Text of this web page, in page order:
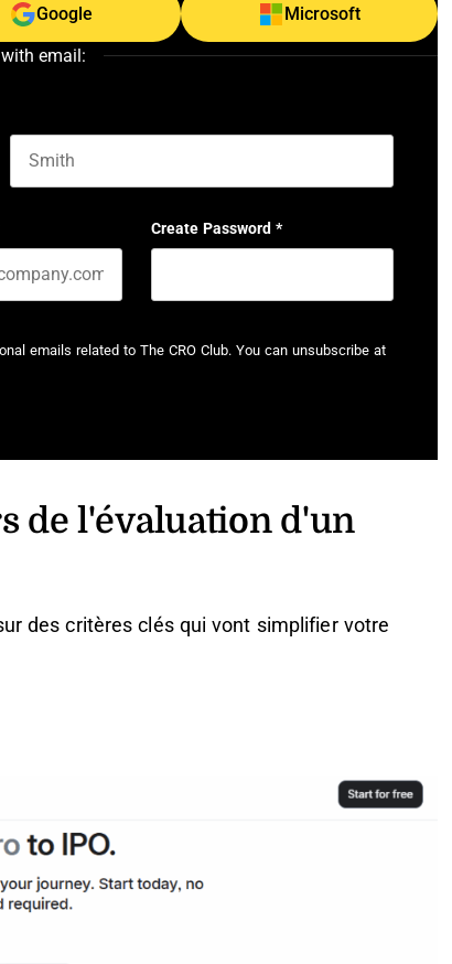
Google Microsoft
email:
Create Password *
emails related to The CRO Club. You can unsubscribe at
de l'évaluation d'un
des critères clés qui vont simplifier votre